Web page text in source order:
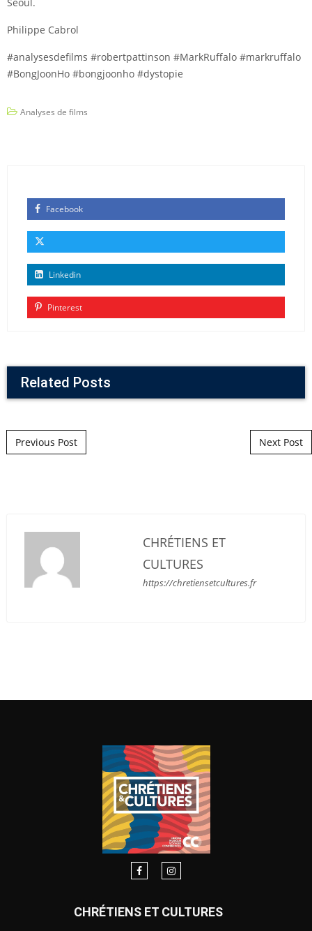
Philippe Cabrol
#analysesdefilms #robertpattinson #MarkRuffalo #markruffalo
#BongJoonHo #bongjoonho #dystopie
Analyses de films
Facebook
Linkedin
Pinterest
Related Posts
Post navigation
Previous Post Next Post
CHRÉTIENS ET
CULTURES
https://chretiensetcultures.fr
CHRÉTIENS ET CULTURES